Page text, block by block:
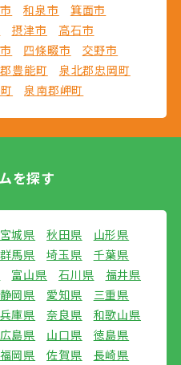
和泉市
箕面市
摂津市
高石市
四條畷市
交野市
豊能町
泉北郡忠岡町
泉南郡岬町
を探す
宮城県 秋田県
山形県
群馬県 埼玉県
千葉県
富山県 石川県
福井県
静岡県 愛知県
三重県
兵庫県 奈良県
和歌山県
広島県 山口県
徳島県
福岡県 佐賀県
長崎県